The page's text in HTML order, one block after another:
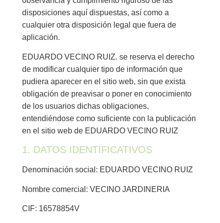
disposiciones aquí dispuestas, así como a
cualquier otra disposición legal que fuera de
aplicación.
EDUARDO VECINO RUIZ. se reserva el derecho
de modificar cualquier tipo de información que
pudiera aparecer en el sitio web, sin que exista
obligación de preavisar o poner en conocimiento
de los usuarios dichas obligaciones,
entendiéndose como suficiente con la publicación
en el sitio web de EDUARDO VECINO RUIZ
1. DATOS IDENTIFICATIVOS
Denominación social: EDUARDO VECINO RUIZ
Nombre comercial: VECINO JARDINERIA
CIF: 16578854V